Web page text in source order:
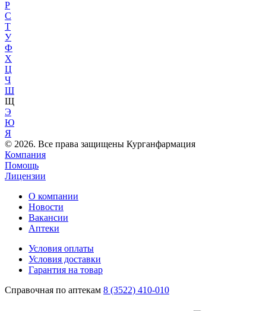
Р
С
Т
У
Ф
Х
Ц
Ч
Ш
Щ
Э
Ю
Я
© 2026. Все права защищены Курганфармация
Компания
Помощь
Лицензии
О компании
Новости
Вакансии
Аптеки
Условия оплаты
Условия доставки
Гарантия на товар
Справочная по аптекам 8 (3522) 410-010